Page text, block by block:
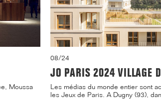
Moussa
08/24
JO PARIS 2024 VILLAGE
Les médias du monde entier sont
les Jeux de Paris. A Dugny (93),